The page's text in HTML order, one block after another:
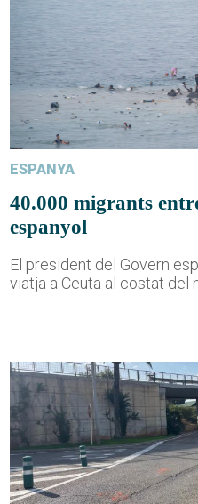
ESPANYA
40.000 migrants
espanyol
El president del Govern
viatja a Ceuta al costat del